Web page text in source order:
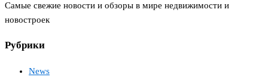
Самые свежие новости и обзоры в мире недвижимости и
новостроек
Рубрики
News